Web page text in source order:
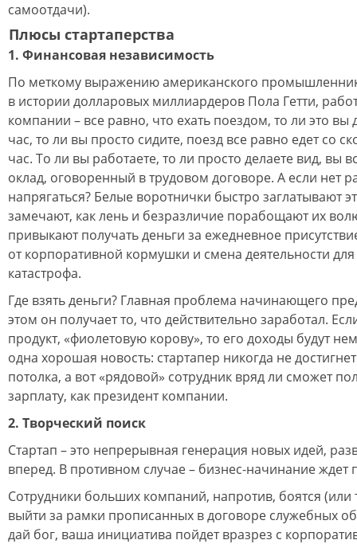
самоотдачи).
Плюсы стартаперства
1. Финансовая независимость
По меткому выражению американского
в истории долларовых миллиардеров Пола Гетти,
компании – все равно, что ехать поездом, то ли это вы
час, то ли вы просто сидите, поезд все равно едет со
час. То ли вы работаете, то ли просто делаете вид, вы
оклад, оговоренный в трудовом договоре. А если нет
напрягаться? Белые воротнички быстро заглатывают
замечают, как лень и безразличие порабощают их
привыкают получать деньги за ежедневное
от корпоративной кормушки и смена деятельности для
катастрофа.
Где взять деньги? Главная проблема начинающего
этом он получает то, что действительно заработал.
продукт, «фиолетовую корову», то его доходы будут
одна хорошая новость: стартапер никогда не
потолка, а вот «рядовой» сотрудник вряд ли сможет
зарплату, как президент компании.
2. Творческий поиск
Стартап – это непрерывная генерация новых идей,
вперед. В противном случае – бизнес-начинание ждет
Сотрудники больших компаний, напротив, боятся (или
выйти за рамки прописанных в договоре служебных
дай бог, ваша инициатива пойдет вразрез с